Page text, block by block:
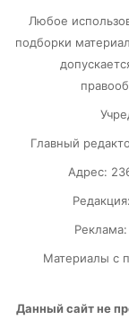
В
07-08-2026
Губернатор
колонки на
06-08-2026
требует
06-08-2026
Любое
подборки
Главный
Адрес:
Редакция:
Реклама:
Материалы с
Данный сайт не